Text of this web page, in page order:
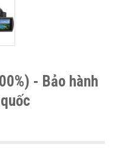
- Bảo hành